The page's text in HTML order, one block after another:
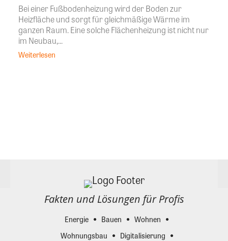
Bei einer Fußbodenheizung wird der Boden zur
Heizfläche und sorgt für gleichmäßige Wärme im
ganzen Raum. Eine solche Flächenheizung ist nicht nur
im Neubau,...
Weiterlesen
Fakten und Lösungen für Profis
Energie Bauen
Wohnen
Wohnungsbau
Digitalisierung